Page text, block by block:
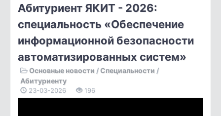
Абитуриент ЯКИТ - 2026:
специальность «Обеспечение
информационной безопасности
автоматизированных систем»
Основные новости / Специальности /
Абитуриенту
23-03-2026 196